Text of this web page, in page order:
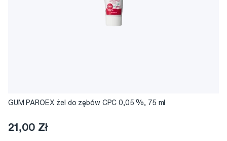
GUM PAROEX żel do zębów CPC 0,05 %, 75 ml
21,00 Zł